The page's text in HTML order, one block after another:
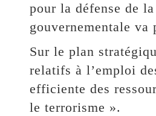
pour la défense de
gouvernementale va
Sur le plan
relatifs à l’emploi
efficiente des
le terrorisme ».